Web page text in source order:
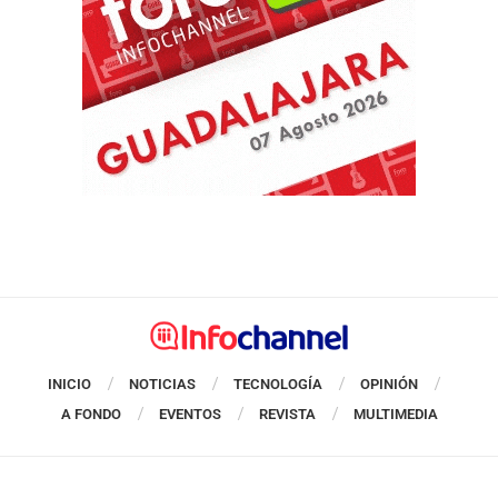
INICIO NOTICIAS TECNOLOGÍA
OPINIÓN
A FONDO
EVENTOS REVISTA MULTIMEDIA